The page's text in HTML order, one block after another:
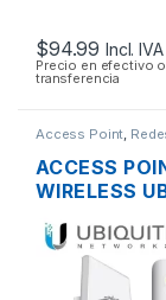
$94.99 Incl. IVA
Precio en efectivo o
transferencia
Access Point
ACCESS
WIRELESS
LOCOM5
5GHZ 13DBI
200MW